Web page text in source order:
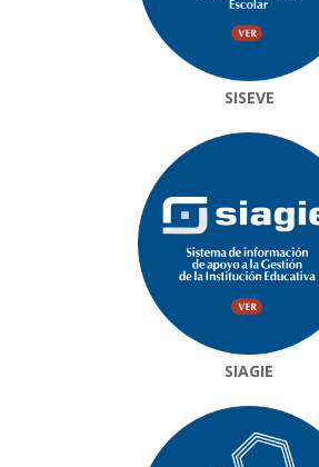
SISEVE
SIAGIE